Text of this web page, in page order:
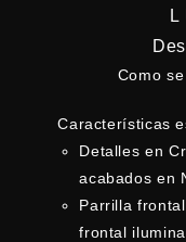
Como
Características
Detalles en
acabados en
Parrilla
frontal